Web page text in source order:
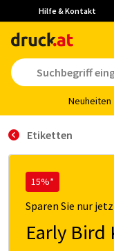
Hilfe & Kontakt
Neu­hei­ten
Etiketten
15%*
Sparen Sie nur
Early Bird